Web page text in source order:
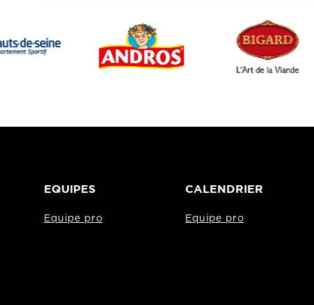
EQUIPES
Equipe pro
CALENDRIER
Equipe pro